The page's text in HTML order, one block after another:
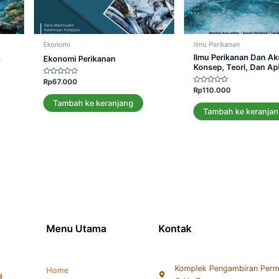
Ekonomi
Ekonomi Perikanan
Dinilai
dari
5
Rp67.000
Tambah ke keranjang
Ilmu Perikanan
Ilmu Perikanan Dan
Konsep, Teori, Dan
Dinilai
dari
5
Rp110.000
Tambah ke
Menu Utama
Home
Kontak
Komplek Pengambiran